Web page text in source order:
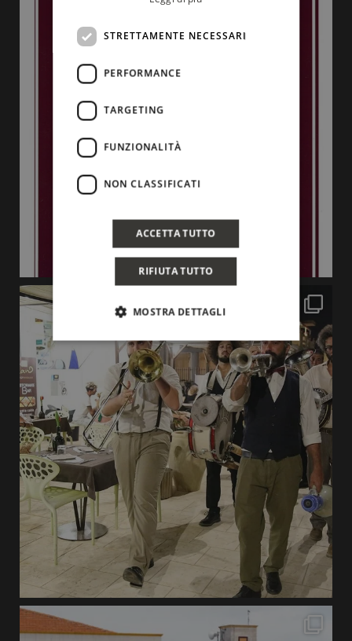
STRETTAMENTE NECESSARI
PERFORMANCE
TARGETING
FUNZIONALITÀ
NON CLASSIFICATI
ACCETTA TUTTO
RIFIUTA TUTTO
MOSTRA DETTAGLI